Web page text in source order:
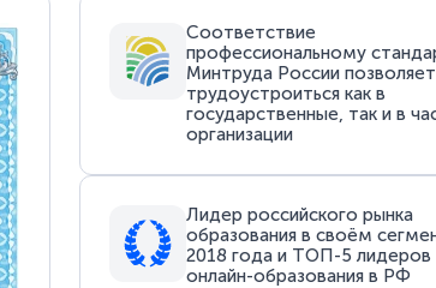
Соответствие
профессиональному
Минтруда России позволяет
трудоустроиться как в
государственные, так и в
организации
Лидер российского рынка
образования в своём
2018 года и ТОП-5 лидеров
онлайн-образования в РФ